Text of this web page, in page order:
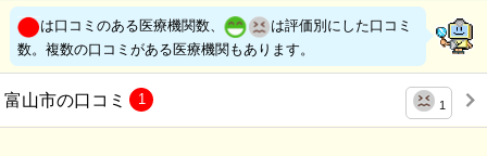
は口コミのある医療機関数、
は評価別にした口コミ
数。複数の口コミがある医療機関もあります。
富山市の口コミ 1
1